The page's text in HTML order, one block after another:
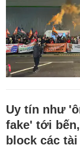
Uy tín như
fake' tới
block các